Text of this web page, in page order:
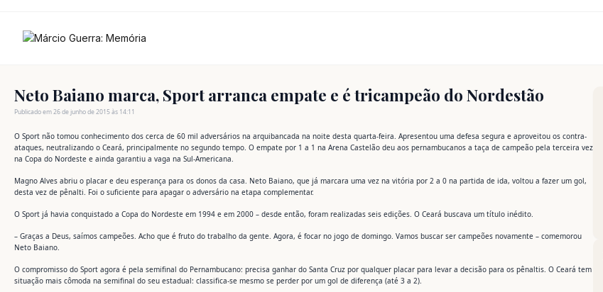
Neto Baiano marca, Sport arranca empate e é tricampeão do Nordestão
Publicado em 26 de junho de 2015 às 14:11
O Sport não tomou conhecimento dos cerca de 60 mil adversários na arquibancada na noite desta quarta-feira. Apresentou uma defesa segura e aproveitou os contra-
ataques, neutralizando o Ceará, principalmente no segundo tempo. O empate por 1 a 1 na Arena Castelão deu aos pernambucanos a taça de campeão pela terceira vez
na Copa do Nordeste e ainda garantiu a vaga na Sul-Americana.
Magno Alves abriu o placar e deu esperança para os donos da casa. Neto Baiano, que já marcara uma vez na vitória por 2 a 0 na partida de ida, voltou a fazer um gol,
desta vez de pênalti. Foi o suficiente para apagar o adversário na etapa complementar.
O Sport já havia conquistado a Copa do Nordeste em 1994 e em 2000 – desde então, foram realizadas seis edições. O Ceará buscava um título inédito.
– Graças a Deus, saímos campeões. Acho que é fruto do trabalho da gente. Agora, é focar no jogo de domingo. Vamos buscar ser campeões novamente – comemorou
Neto Baiano.
O compromisso do Sport agora é pela semifinal do Pernambucano: precisa ganhar do Santa Cruz por qualquer placar para levar a decisão para os pênaltis. O Ceará tem
situação mais cômoda na semifinal do seu estadual: classifica-se mesmo se perder por um gol de diferença (até 3 a 2).